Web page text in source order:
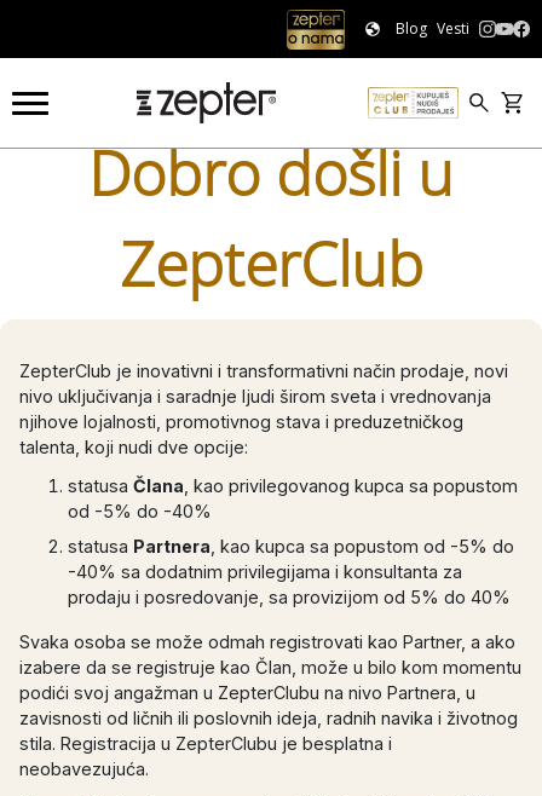
Blog Vesti
Dobro došli u
ZepterClub
ZepterClub je inovativni i transformativni način prodaje, novi
nivo uključivanja i saradnje ljudi širom sveta i vrednovanja
njihove lojalnosti, promotivnog stava i preduzetničkog
talenta, koji nudi dve opcije:
statusa Člana , kao privilegovanog kupca sa popustom
od -5% do -40%
statusa Partnera , kao kupca sa popustom od -5% do
-40% sa dodatnim privilegijama i konsultanta za
prodaju i posredovanje, sa provizijom od 5% do 40%
Svaka osoba se može odmah registrovati kao Partner, a ako
izabere da se registruje kao Član, može u bilo kom momentu
podići svoj angažman u ZepterClubu na nivo Partnera, u
zavisnosti od ličnih ili poslovnih ideja, radnih navika i životnog
stila. Registracija u ZepterClubu je besplatna i
neobavezujuća.